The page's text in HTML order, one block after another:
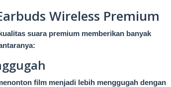
Wireless Premium
suara premium memberikan banyak
film menjadi lebih menggugah dengan